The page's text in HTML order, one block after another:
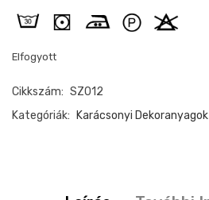
Elfogyott
Cikkszám: SZ012
Kategóriák:
Karácsonyi Dekoranyagok